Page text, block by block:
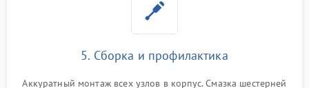
5. Сборка и профилактика
Аккуратный монтаж всех узлов в корпус. Смазка шестерней